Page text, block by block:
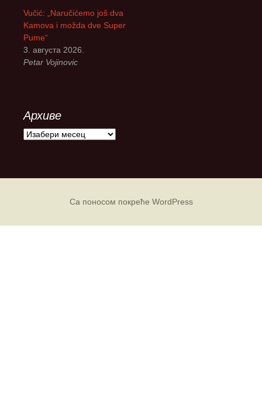
Vučić: „Naručićemo još dva
Kamova i možda dve Super
Pume“
3. августа 2026.
Petar Vojinovic
Архиве
А
Са поносом покреће WordPress